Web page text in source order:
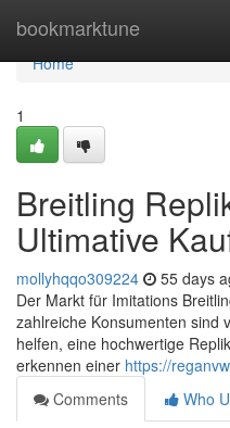
bookmarktune
Home
Home
1
Breitling
Ultimative
mollyhqqo309224 55 days
Der Markt für Imitations
zahlreiche Konsumenten sind
helfen, eine hochwertige
erkennen einer https://
Comments
Who